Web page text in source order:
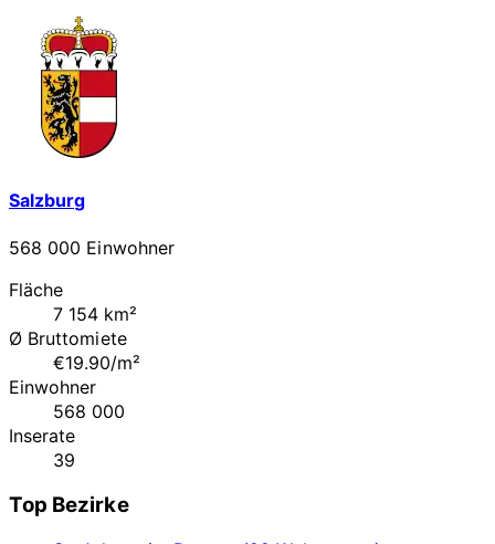
Salzburg
568 000 Einwohner
Fläche
7 154 km²
Ø Bruttomiete
€19.90/m²
Einwohner
568 000
Inserate
39
Top Bezirke